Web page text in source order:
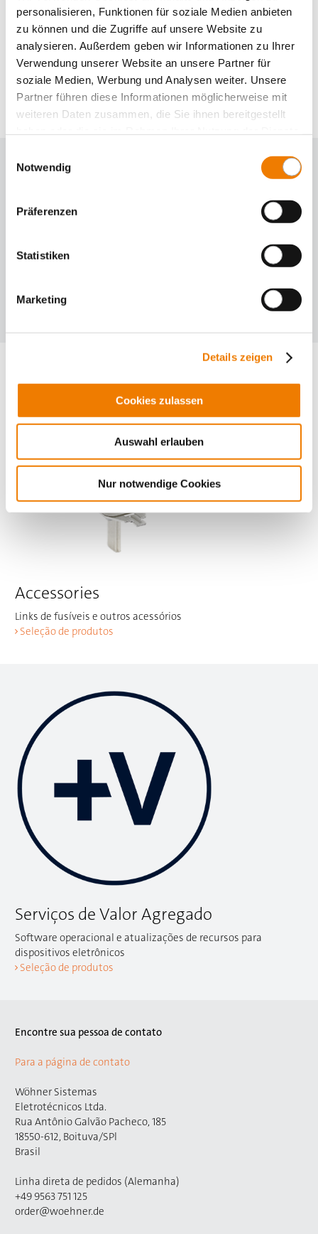
personalisieren, Funktionen für soziale Medien anbieten
zu können und die Zugriffe auf unsere Website zu
analysieren. Außerdem geben wir Informationen zu Ihrer
Verwendung unserer Website an unsere Partner für
soziale Medien, Werbung und Analysen weiter. Unsere
Partner führen diese Informationen möglicherweise mit
weiteren Daten zusammen, die Sie ihnen bereitgestellt
Notwendig
Präferenzen
Statistiken
Marketing
Details zeigen
Cookies zulassen
Auswahl erlauben
Nur notwendige Cookies
Panel, bases fusíveis
Produtos para montagem em placa ou trilho DIN
Seleção de produtos
Produtos para placa de montagem e trilho DIN
Seleção de produtos
Accessories
Links de fusíveis e outros acessórios
Seleção de produtos
Serviços de Valor Agregado
Software operacional e atualizações de recursos para
dispositivos eletrônicos
Seleção de produtos
Encontre sua pessoa de contato
Para a página de contato
Wöhner Sistemas
Eletrotécnicos Ltda.
Rua Antônio Galvão Pacheco, 185
18550-612, Boituva/SPl
Brasil
Linha direta de pedidos (Alemanha)
+49 9563 751 125
order@woehner.de